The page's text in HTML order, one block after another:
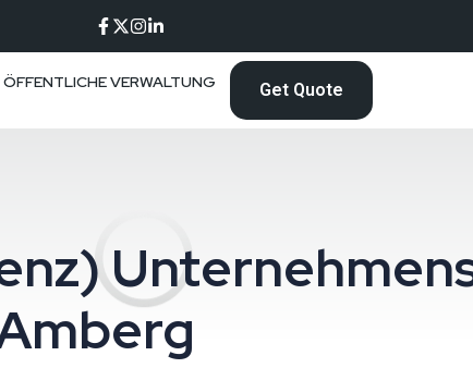
ÖFFENTLICHE VERWALTUNG Get Quote